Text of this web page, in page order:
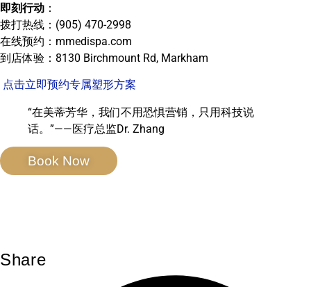
即刻行动 ：
拨打热线：(905) 470-2998
在线预约：mmedispa.com
到店体验：8130 Birchmount Rd, Markham
点击立即预约专属塑形方案
“在美蒂芳华，我们不用恐惧营销，只用科技说
话。”——医疗总监Dr. Zhang
Book Now
Share